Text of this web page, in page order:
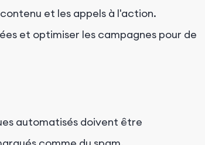
et les appels à l'action.
et optimiser les campagnes pour de
automatisés doivent être